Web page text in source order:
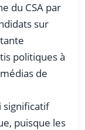
du CSA par
sur
politiques à
de
significatif
puisque les